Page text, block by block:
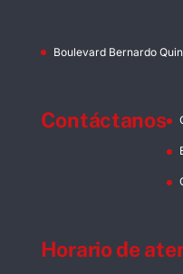
Boulevard Bernardo
Contáctanos
Horario de